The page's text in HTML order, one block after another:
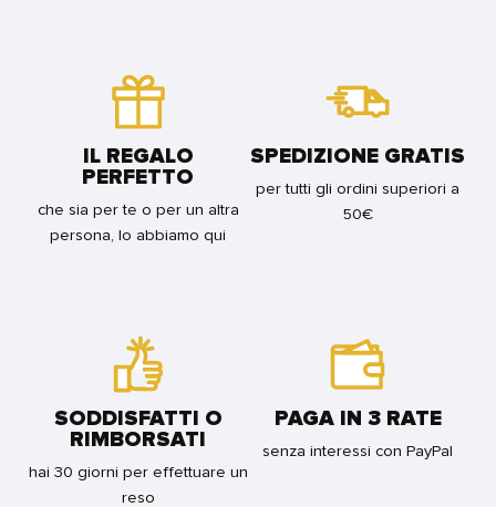
IL REGALO
PERFETTO
che sia per te o per un altra
persona, lo abbiamo qui
SPEDIZIONE GRATIS
per tutti gli ordini superiori a
50€
SODDISFATTI O
RIMBORSATI
hai 30 giorni per effettuare un
reso
PAGA IN 3 RATE
senza interessi con PayPal